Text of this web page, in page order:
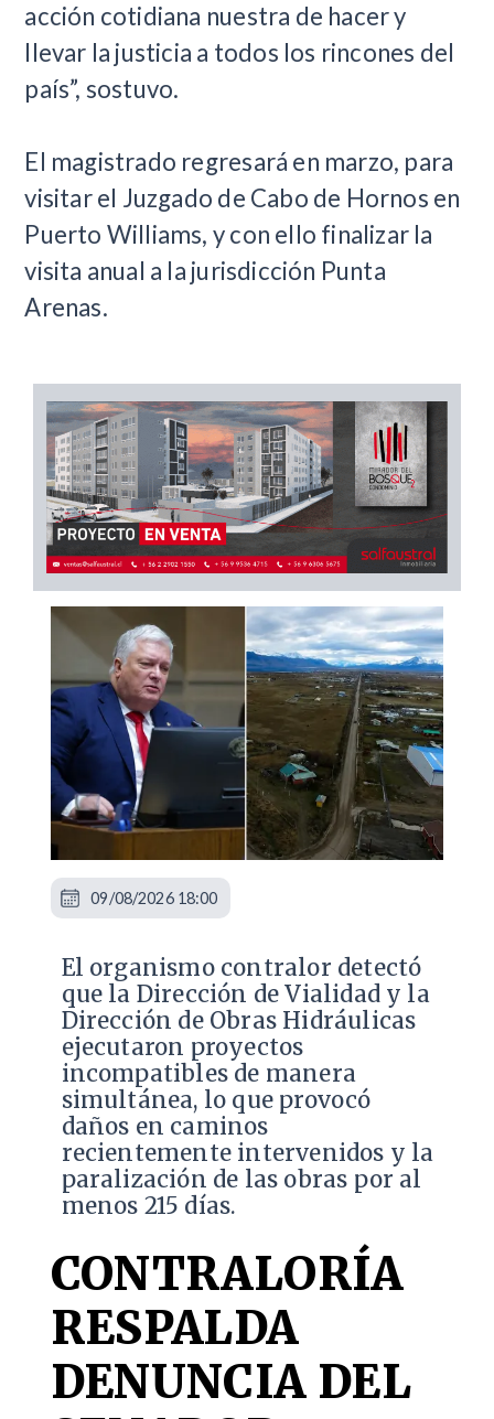
acción cotidiana nuestra de hacer y
llevar la justicia a todos los rincones del
país”, sostuvo.
El magistrado regresará en marzo, para
visitar el Juzgado de Cabo de Hornos en
Puerto Williams, y con ello finalizar la
visita anual a la jurisdicción Punta
Arenas.
El organismo contralor detectó
que la Dirección de Vialidad y la
Dirección de Obras Hidráulicas
ejecutaron proyectos
incompatibles de manera
simultánea, lo que provocó
daños en caminos
recientemente intervenidos y la
paralización de las obras por al
menos 215 días.
CONTRALORÍA
RESPALDA
DENUNCIA DEL
09/08/2026 18:00